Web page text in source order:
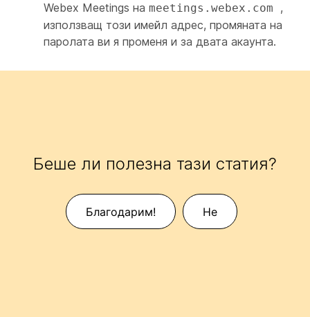
Webex Meetings на meetings.webex.com ,
използващ този имейл адрес, промяната на
паролата ви я променя и за двата акаунта.
Беше ли полезна тази статия?
Благодарим! Не